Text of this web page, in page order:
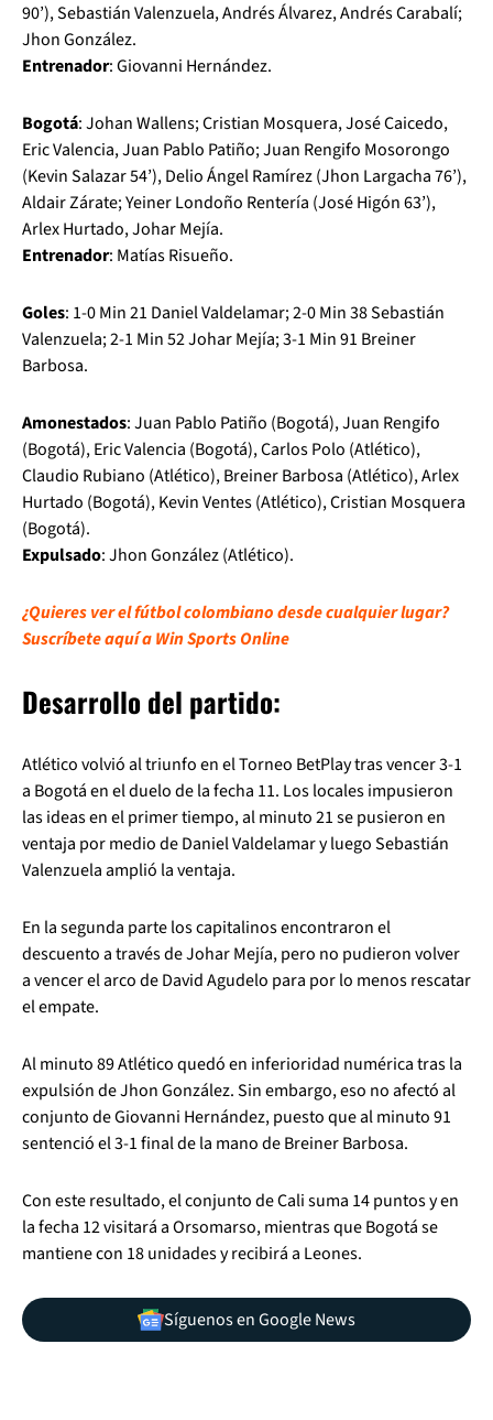
90’), Sebastián Valenzuela, Andrés Álvarez, Andrés Carabalí;
Jhon González.
Entrenador: Giovanni Hernández.
Bogotá: Johan Wallens; Cristian Mosquera, José Caicedo,
Eric Valencia, Juan Pablo Patiño; Juan Rengifo Mosorongo
(Kevin Salazar 54’), Delio Ángel Ramírez (Jhon Largacha 76’),
Aldair Zárate; Yeiner Londoño Rentería (José Higón 63’),
Arlex Hurtado, Johar Mejía.
Entrenador: Matías Risueño.
Goles: 1-0 Min 21 Daniel Valdelamar; 2-0 Min 38 Sebastián
Valenzuela; 2-1 Min 52 Johar Mejía; 3-1 Min 91 Breiner
Barbosa.
Amonestados: Juan Pablo Patiño (Bogotá), Juan Rengifo
(Bogotá), Eric Valencia (Bogotá), Carlos Polo (Atlético),
Claudio Rubiano (Atlético), Breiner Barbosa (Atlético), Arlex
Hurtado (Bogotá), Kevin Ventes (Atlético), Cristian Mosquera
(Bogotá).
Expulsado: Jhon González (Atlético).
¿Quieres ver el fútbol colombiano desde cualquier lugar?
Suscríbete aquí a Win Sports Online
Desarrollo del partido:
Atlético volvió al triunfo en el Torneo BetPlay tras vencer 3-1
a Bogotá en el duelo de la fecha 11. Los locales impusieron
las ideas en el primer tiempo, al minuto 21 se pusieron en
ventaja por medio de Daniel Valdelamar y luego Sebastián
Valenzuela amplió la ventaja.
En la segunda parte los capitalinos encontraron el
descuento a través de Johar Mejía, pero no pudieron volver
a vencer el arco de David Agudelo para por lo menos rescatar
el empate.
Al minuto 89 Atlético quedó en inferioridad numérica tras la
expulsión de Jhon González. Sin embargo, eso no afectó al
conjunto de Giovanni Hernández, puesto que al minuto 91
sentenció el 3-1 final de la mano de Breiner Barbosa.
Con este resultado, el conjunto de Cali suma 14 puntos y en
la fecha 12 visitará a Orsomarso, mientras que Bogotá se
mantiene con 18 unidades y recibirá a Leones.
Síguenos en Google News